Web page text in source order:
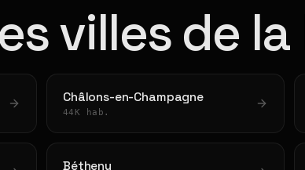
villes de
Châlons-en-Champagne
44K hab.
Bétheny